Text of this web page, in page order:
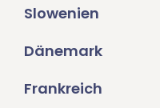
Slowenien
Dänemark
Frankreich